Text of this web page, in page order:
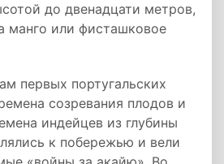
до двенадцати метров,
манго или фисташковое
первых португальских
созревания плодов и
индейцев из глубины
к побережью и вели